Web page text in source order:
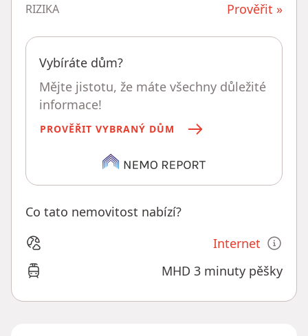
RIZIKA Prověřit »
Vybíráte dům?
Mějte jistotu, že máte všechny důležité
informace!
PROVĚŘIT VYBRANÝ DŮM
Co tato nemovitost nabízí?
Internet
MHD 3 minuty pěšky